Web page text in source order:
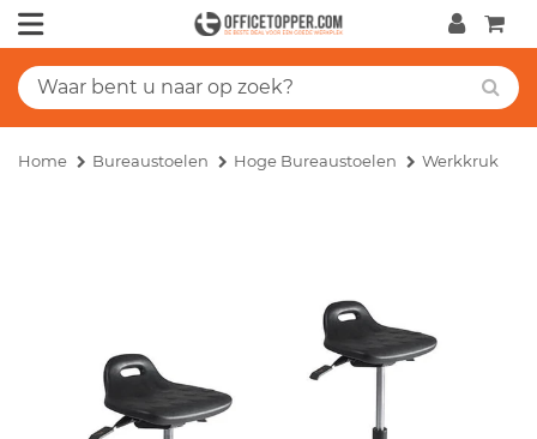
Home Bureaustoelen Hoge Bureaustoelen Werkkruk